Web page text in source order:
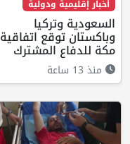
أخبار إقليمية ودولية
السعودية وتركيا
وباكستان توقع اتفاقية
مكة للدفاع المشترك
منذ 13 ساعة